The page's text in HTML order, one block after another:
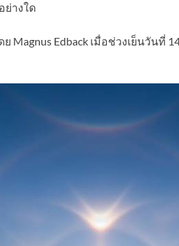
ย่างใด
Edback เมื่อช่วงเย็นวันที่